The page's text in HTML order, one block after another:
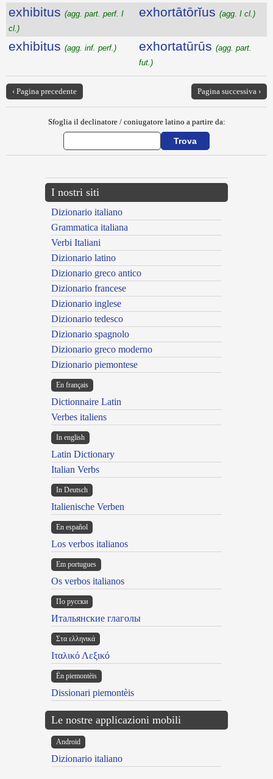
exhibitus (agg. part. perf. I
cl.)
exhortātōrĭus (agg. I cl.)
exhibitus (agg. inf. perf.) exhortatūrūs (agg. part.
fut.)
‹ Pagina precedente Pagina successiva ›
Sfoglia il declinatore / coniugatore latino a partire da:
I nostri siti
Dizionario italiano
Grammatica italiana
Verbi Italiani
Dizionario latino
Dizionario greco antico
Dizionario francese
Dizionario inglese
Dizionario tedesco
Dizionario spagnolo
Dizionario greco moderno
Dizionario piemontese
En français
Dictionnaire Latin
Verbes italiens
In english
Latin Dictionary
Italian Verbs
In Deutsch
Italienische Verben
En español
Los verbos italianos
Em portugues
Os verbos italianos
По русски
Итальянские глаголы
Στα ελληνικά
Ιταλικό Λεξικό
Ën piemontèis
Dissionari piemontèis
Le nostre applicazioni mobili
Android
Dizionario italiano